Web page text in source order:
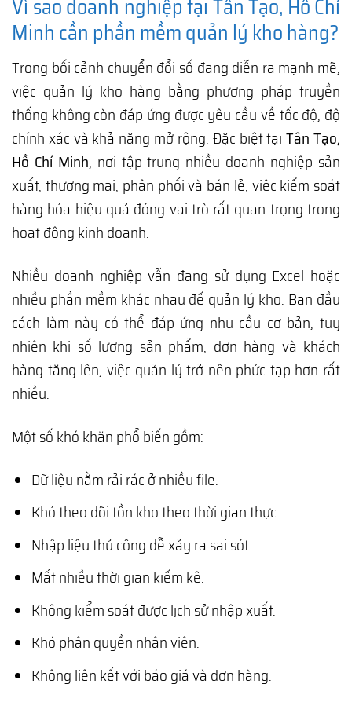
Vì sao doanh nghiệp tại Tân Tạo, Hồ Chí
Minh cần phần mềm quản lý kho hàng?
Trong bối cảnh chuyển đổi số đang diễn ra mạnh mẽ,
việc quản lý kho hàng bằng phương pháp truyền
thống không còn đáp ứng được yêu cầu về tốc độ, độ
chính xác và khả năng mở rộng. Đặc biệt tạiTân Tạo,
Hồ Chí Minh, nơi tập trung nhiều doanh nghiệp sản
xuất, thương mại, phân phối và bán lẻ, việc kiểm soát
hàng hóa hiệu quả đóng vai trò rất quan trọng trong
hoạt động kinh doanh.
Nhiều doanh nghiệp vẫn đang sử dụng Excel hoặc
nhiều phần mềm khác nhau để quản lý kho. Ban đầu
cách làm này có thể đáp ứng nhu cầu cơ bản, tuy
nhiên khi số lượng sản phẩm, đơn hàng và khách
hàng tăng lên, việc quản lý trở nên phức tạp hơn rất
nhiều.
Một số khó khăn phổ biến gồm:
Dữ liệu nằm rải rác ở nhiều file.
Khó theo dõi tồn kho theo thời gian thực.
Nhập liệu thủ công dễ xảy ra sai sót.
Mất nhiều thời gian kiểm kê.
Không kiểm soát được lịch sử nhập xuất.
Khó phân quyền nhân viên.
Không liên kết với báo giá và đơn hàng.